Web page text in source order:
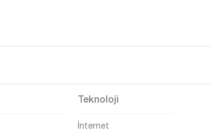
Teknoloji
İnternet